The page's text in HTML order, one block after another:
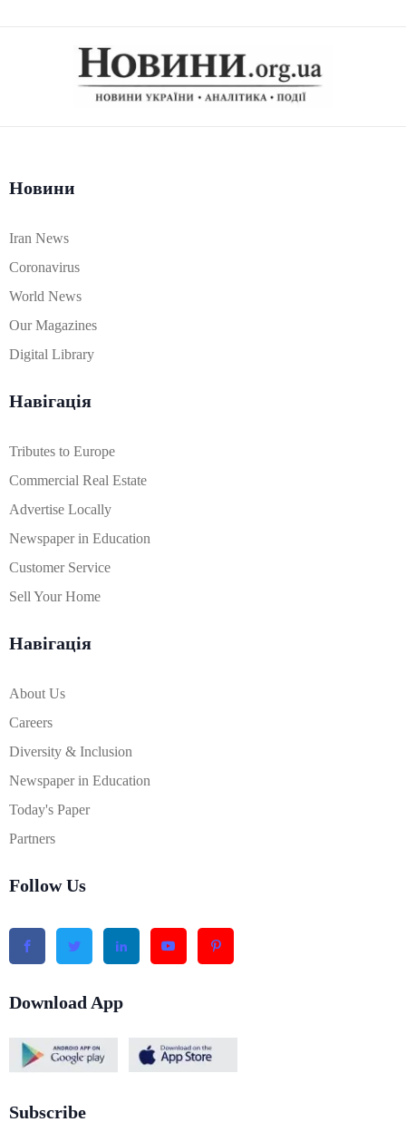
Новини
Iran News
Coronavirus
World News
Our Magazines
Digital Library
Навігація
Tributes to Europe
Commercial Real Estate
Advertise Locally
Newspaper in Education
Customer Service
Sell Your Home
Навігація
About Us
Careers
Diversity & Inclusion
Newspaper in Education
Today's Paper
Partners
Follow Us
Download App
Subscribe